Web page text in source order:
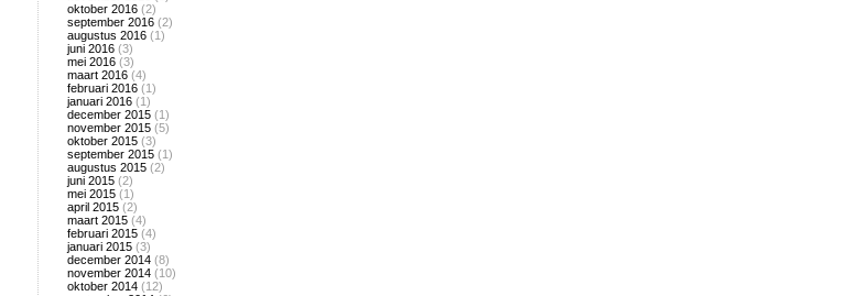
oktober 2016 (2)
september 2016 (2)
augustus 2016 (1)
juni 2016 (3)
mei 2016 (3)
maart 2016 (4)
februari 2016 (1)
januari 2016 (1)
december 2015 (1)
november 2015 (5)
oktober 2015 (3)
september 2015 (1)
augustus 2015 (2)
juni 2015 (2)
mei 2015 (1)
april 2015 (2)
maart 2015 (4)
februari 2015 (4)
januari 2015 (3)
december 2014 (8)
november 2014 (10)
oktober 2014 (12)